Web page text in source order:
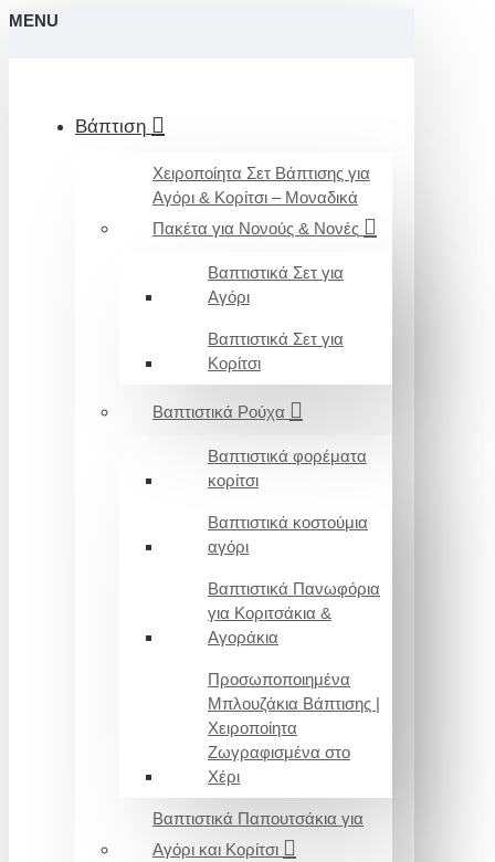
MENU
Βάπτιση
Χειροποίητα Σετ Βάπτισης για
Αγόρι & Κορίτσι – Μοναδικά
Πακέτα για Νονούς & Νονές
Βαπτιστικά Σετ για
Αγόρι
Βαπτιστικά Σετ για
Κορίτσι
Βαπτιστικά Ρούχα
Βαπτιστικά φορέματα
κορίτσι
Βαπτιστικά κοστούμια
αγόρι
Βαπτιστικά Πανωφόρια
για Κοριτσάκια &
Αγοράκια
Προσωποποιημένα
Μπλουζάκια Βάπτισης |
Χειροποίητα
Ζωγραφισμένα στο
Χέρι
Βαπτιστικά Παπουτσάκια για
Αγόρι και Κορίτσι